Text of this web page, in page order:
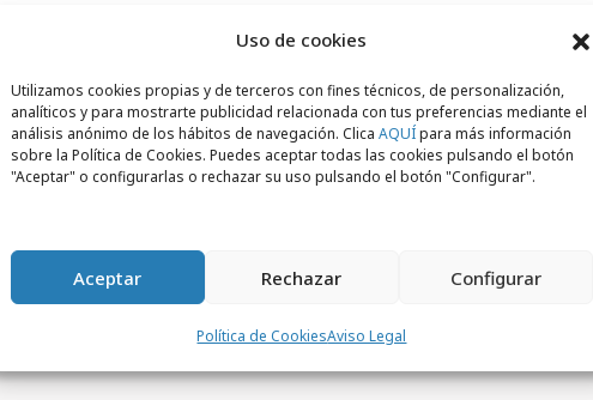
Uso de cookies
Utilizamos cookies propias y de terceros con fines técnicos, de personalización,
analíticos y para mostrarte publicidad relacionada con tus preferencias mediante el
análisis anónimo de los hábitos de navegación. Clica AQUÍpara más información
sobre la Política de Cookies. Puedes aceptar todas las cookies pulsando el botón
"Aceptar" o configurarlas o rechazar su uso pulsando el botón "Configurar".
Aceptar Rechazar Configurar
Política de CookiesAviso Legal